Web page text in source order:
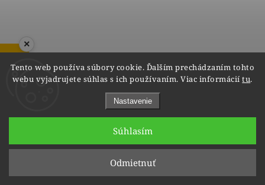
Tento web používa súbory cookie. Ďalším prechádzaním tohto
webu vyjadrujete súhlas s ich používaním. Viac informáciítu.
Nastavenie
Odmietnuť
Súhlasím
ZOBRAZIŤ RECENZIE
×